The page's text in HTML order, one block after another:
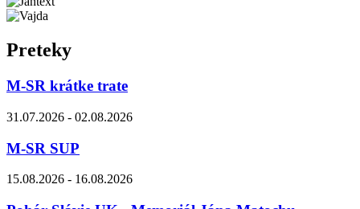
Preteky
M-SR krátke trate
31.07.2026 - 02.08.2026
M-SR SUP
15.08.2026 - 16.08.2026